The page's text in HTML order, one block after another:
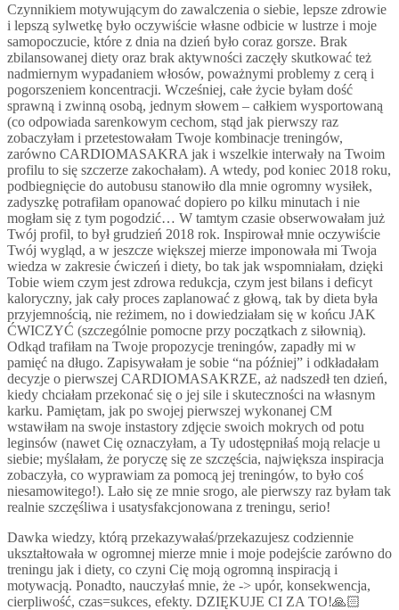
Czynnikiem motywującym do zawalczenia o siebie, lepsze zdrowie
i lepszą sylwetkę było oczywiście własne odbicie w lustrze i moje
samopoczucie, które z dnia na dzień było coraz gorsze. Brak
zbilansowanej diety oraz brak aktywności zaczęły skutkować też
nadmiernym wypadaniem włosów, poważnymi problemy z cerą i
pogorszeniem koncentracji. Wcześniej, całe życie byłam dość
sprawną i zwinną osobą, jednym słowem – całkiem wysportowaną
(co odpowiada sarenkowym cechom, stąd jak pierwszy raz
zobaczyłam i przetestowałam Twoje kombinacje treningów,
zarówno CARDIOMASAKRA jak i wszelkie interwały na Twoim
profilu to się szczerze zakochałam). A wtedy, pod koniec 2018 roku,
podbiegnięcie do autobusu stanowiło dla mnie ogromny wysiłek,
zadyszkę potrafiłam opanować dopiero po kilku minutach i nie
mogłam się z tym pogodzić… W tamtym czasie obserwowałam już
Twój profil, to był grudzień 2018 rok. Inspirował mnie oczywiście
Twój wygląd, a w jeszcze większej mierze imponowała mi Twoja
wiedza w zakresie ćwiczeń i diety, bo tak jak wspomniałam, dzięki
Tobie wiem czym jest zdrowa redukcja, czym jest bilans i deficyt
kaloryczny, jak cały proces zaplanować z głową, tak by dieta była
przyjemnością, nie reżimem, no i dowiedziałam się w końcu JAK
ĆWICZYĆ (szczególnie pomocne przy początkach z siłownią).
Odkąd trafiłam na Twoje propozycje treningów, zapadły mi w
pamięć na długo. Zapisywałam je sobie “na później” i odkładałam
decyzje o pierwszej CARDIOMASAKRZE, aż nadszedł ten dzień,
kiedy chciałam przekonać się o jej sile i skuteczności na własnym
karku. Pamiętam, jak po swojej pierwszej wykonanej CM
wstawiłam na swoje instastory zdjęcie swoich mokrych od potu
leginsów (nawet Cię oznaczyłam, a Ty udostępniłaś moją relacje u
siebie; myślałam, że poryczę się ze szczęścia, największa inspiracja
zobaczyła, co wyprawiam za pomocą jej treningów, to było coś
niesamowitego!). Lało się ze mnie srogo, ale pierwszy raz byłam tak
realnie szczęśliwa i usatysfakcjonowana z treningu, serio!
Dawka wiedzy, którą przekazywałaś/przekazujesz codziennie
ukształtowała w ogromnej mierze mnie i moje podejście zarówno do
treningu jak i diety, co czyni Cię moją ogromną inspiracją i
motywacją. Ponadto, nauczyłaś mnie, że -> upór, konsekwencja,
cierpliwość, czas=sukces, efekty. DZIĘKUJE CI ZA TO!🙏🏻